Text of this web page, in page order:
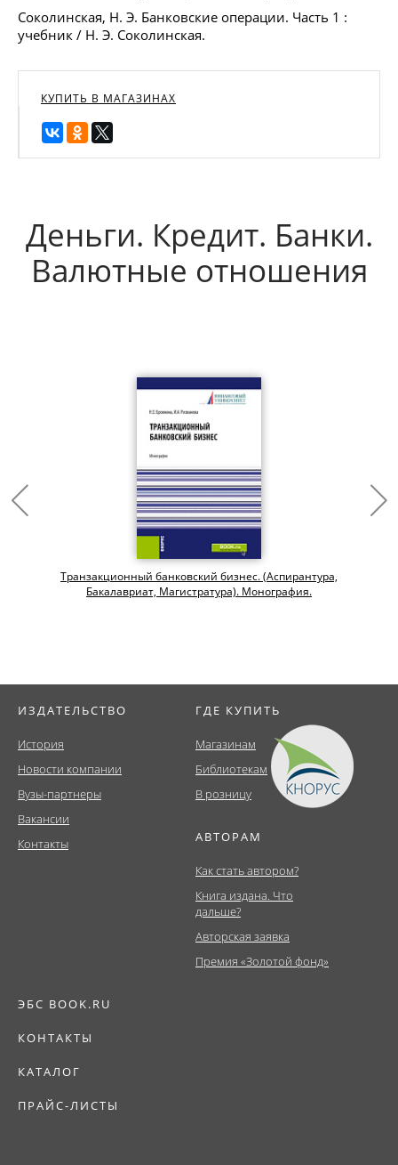
Соколинская, Н. Э. Банковские операции. Часть 1 :
учебник / Н. Э. Соколинская.
КУПИТЬ В МАГАЗИНАХ
Деньги. Кредит. Банки.
Валютные отношения
Транзакционный банковский бизнес. (Аспирантура,
Бакалавриат, Магистратура). Монография.
ИЗДАТЕЛЬСТВО
История
Новости компании
Вузы-партнеры
Вакансии
Контакты
ГДЕ КУПИТЬ
Магазинам
Библиотекам
В розницу
АВТОРАМ
Как стать автором?
Книга издана. Что
дальше?
Авторская заявка
Премия «Золотой фонд»
ЭБС BOOK.RU
КОНТАКТЫ
КАТАЛОГ
ПРАЙС-ЛИСТЫ